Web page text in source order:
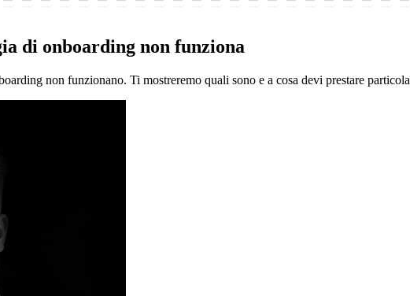
di onboarding non funziona
non funzionano. Ti mostreremo quali sono e a cosa devi prestare